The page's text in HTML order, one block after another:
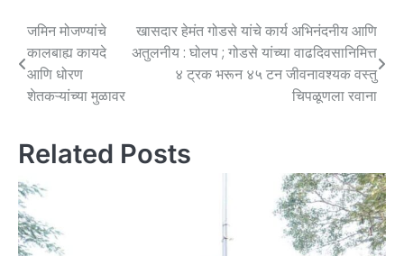
जमिन मोजण्यांचे
कालबाह्य कायदे
आणि धोरण
शेतकऱ्यांच्या मुळावर
खासदार हेमंत गोडसे यांचे कार्य अभिनंदनीय आणि
अतुलनीय : घोलप ; गोडसे यांच्या वाढदिवसानिमित्त
४ ट्रक भरून ४५ टन जीवनावश्यक वस्तु
चिपळूणला रवाना
Related Posts